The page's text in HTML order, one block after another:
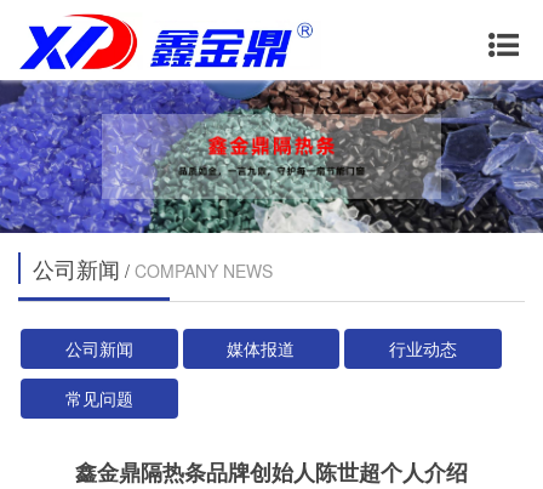
公司新闻 / COMPANY NEWS
公司新闻 媒体报道 行业动态
常见问题
鑫金鼎隔热条品牌创始人陈世超个人介绍